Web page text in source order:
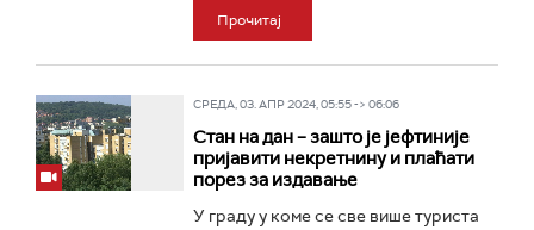
Прочитај
СРЕДА, 03. АПР 2024, 05:55 -> 06:06
Стан на дан – зашто је јефтиније
пријавити некретнину и плаћати
порез за издавање
У граду у коме се све више туриста